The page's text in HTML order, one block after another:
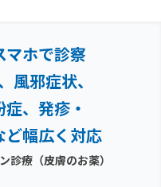
マホで診察
風邪症状、
、 発疹・
ど幅広く対応
診療（皮膚のお薬）